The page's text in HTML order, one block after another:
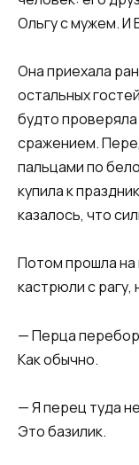
Ольгу с мужем. И
Она приехала
остальных
будто
сражением.
пальцами по
купила к
казалось, что
Потом прошла на
кастрюли с рагу,
— Перца
Как обычно.
— Я перец туда
Это базилик.